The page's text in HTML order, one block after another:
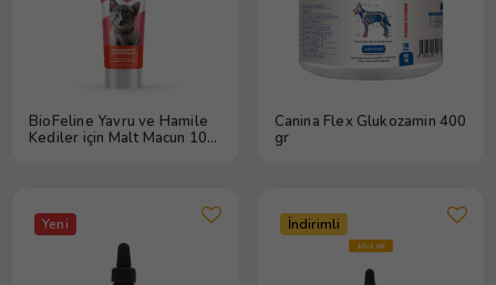
BioFeline Yavru ve Hamile
Kediler için Malt Macun 100
Canina Flex Glukozamin 400
gr
Yeni İndirimli